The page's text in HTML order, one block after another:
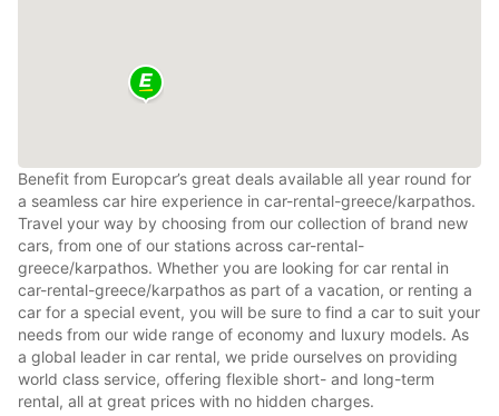
Benefit from Europcar’s great deals available all year round for
a seamless car hire experience in car-rental-greece/karpathos.
Travel your way by choosing from our collection of brand new
cars, from one of our stations across car-rental-
greece/karpathos. Whether you are looking for car rental in
car-rental-greece/karpathos as part of a vacation, or renting a
car for a special event, you will be sure to find a car to suit your
needs from our wide range of economy and luxury models. As
a global leader in car rental, we pride ourselves on providing
world class service, offering flexible short- and long-term
rental, all at great prices with no hidden charges.